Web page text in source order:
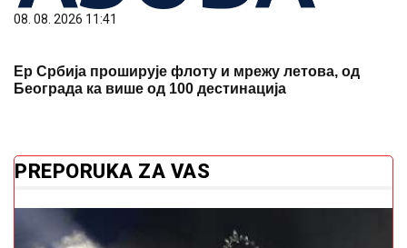
08. 08. 2026 11:41
Ер Србија проширује флоту и мрежу летова, од
Београда ка више од 100 дестинација
PREPORUKA ZA VAS